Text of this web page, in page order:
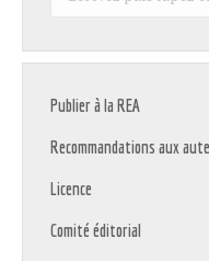
Publier à la REA
Recommandations aux
Licence
Comité éditorial